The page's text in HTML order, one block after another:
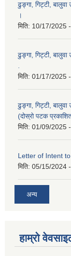
ढुङ्गा, गिट्टी,
।
मिति: 10/17/2025
ढुङ्गा, गिट्टी,
.
मिति: 01/17/2025
ढुङ्गा, गिट्टी,
(दोस्रो पटक
मिति: 01/09/2025
Letter of Intent
मिति: 05/15/2024
अन्य
हाम्रो